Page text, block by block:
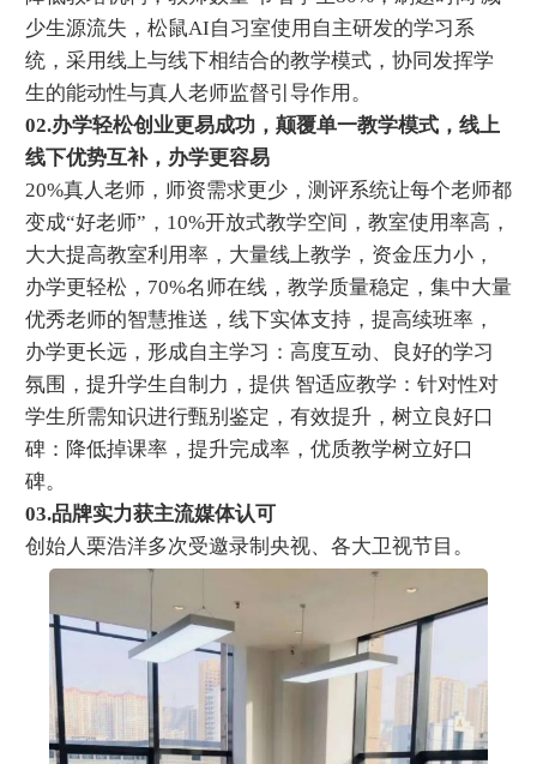
少生源流失，松鼠AI自习室使用自主研发的学习系
统，采用线上与线下相结合的教学模式，协同发挥学
生的能动性与真人老师监督引导作用。
02.办学轻松创业更易成功，颠覆单一教学模式，线上
线下优势互补，办学更容易
20%真人老师，师资需求更少，测评系统让每个老师都
变成“好老师”，10%开放式教学空间，教室使用率高，
大大提高教室利用率，大量线上教学，资金压力小，
办学更轻松，70%名师在线，教学质量稳定，集中大量
优秀老师的智慧推送，线下实体支持，提高续班率，
办学更长远，形成自主学习：高度互动、良好的学习
氛围，提升学生自制力，提供 智适应教学：针对性对
学生所需知识进行甄别鉴定，有效提升，树立良好口
碑：降低掉课率，提升完成率，优质教学树立好口
碑。
03.品牌实力获主流媒体认可
创始人栗浩洋多次受邀录制央视、各大卫视节目。